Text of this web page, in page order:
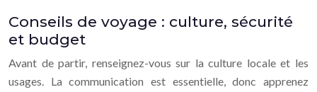
Conseils de voyage : culture, sécurité
et budget
Avant de partir, renseignez-vous sur la culture locale et les
usages. La communication est essentielle, donc apprenez